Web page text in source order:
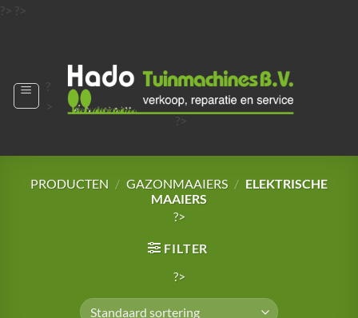
?> ?>
?>
?
PRODUCTEN / GAZONMAAIERS / ELEKTRISCHE
MAAIERS
?>
FILTER
?>